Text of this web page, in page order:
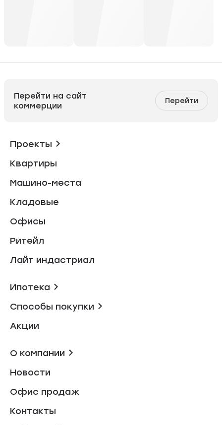
Перейти на сайт
коммерции
Перейти
Проекты
Квартиры
Машино-места
Кладовые
Офисы
Ритейл
Лайт индастриал
Ипотека
Способы покупки
Акции
О компании
Новости
Офис продаж
Контакты